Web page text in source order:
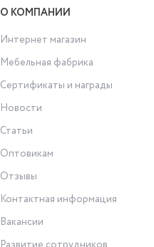
О КОМПАНИИ
Интернет магазин
Мебельная фабрика
Сертификаты и награды
Новости
Статьи
Оптовикам
Отзывы
Контактная информация
Вакансии